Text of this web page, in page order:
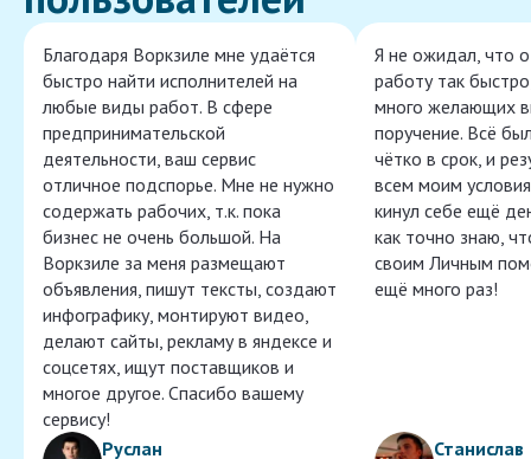
Благодаря Воркзиле мне удаётся
быстро найти исполнителей на
любые виды работ. В сфере
предпринимательской
деятельности, ваш сервис
отличное подспорье. Мне не нужно
содержать рабочих, т.к. пока
бизнес не очень большой. На
Воркзиле за меня размещают
объявления, пишут тексты, создают
инфографику, монтируют видео,
делают сайты, рекламу в яндексе и
соцсетях, ищут поставщиков и
многое другое. Спасибо вашему
сервису!
Руслан
Я не ожидал, что
работу так
много желающих
поручение. Всё
чётко в срок, и
всем моим
кинул себе ещё
как точно знаю,
своим Личным
ещё много раз!
Станислав